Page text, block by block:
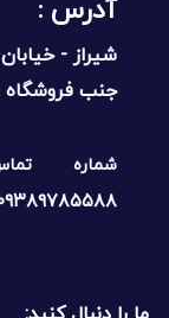
آدرس :‌
شیراز -
جنب فروشگاه ۳۶۱ درجه - طبقه دوم - واحد دو
شماره
۰۹۳۸۹۷۸۵۵۸۸